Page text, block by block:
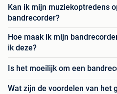
Kan ik mijn muziekoptredens
bandrecorder?
Hoe maak ik mijn
ik deze?
Is het moeilijk om een
Wat zijn de voordelen van het